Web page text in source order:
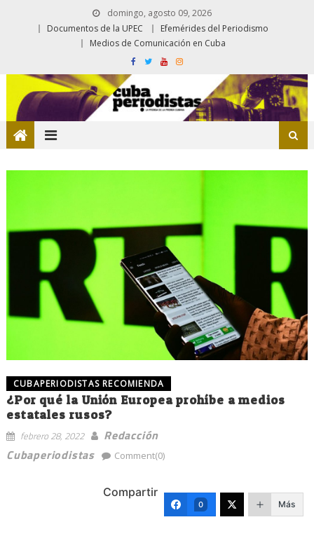
domingo, agosto 09, 2026
Documentos de la UPEC
Efemérides del Periodismo
Medios de Comunicación en Cuba
CUBAPERIODISTAS RECOMIENDA
¿Por qué la Unión Europea prohíbe a medios
estatales rusos?
febrero 28, 2022
Redacción
Cubaperiodistas
Comment(0)
Compartir
0 Más